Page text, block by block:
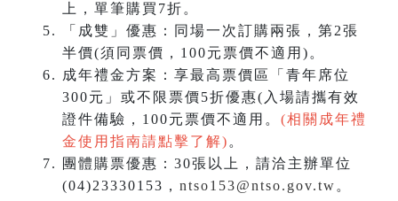
上，單筆購買7折。
「成雙」優惠：同場一次訂購兩張，第2張
半價(須同票價，100元票價不適用)。
成年禮金方案：享最高票價區「青年席位
300元」或不限票價5折優惠(入場請攜有效
證件備驗，100元票價不適用。 (相關成年禮
金使用指南請點擊了解) 。
團體購票優惠：30張以上，請洽主辦單位
(04)23330153， ntso153@ntso.gov.tw 。